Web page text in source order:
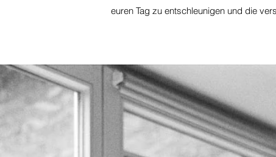
euren Tag zu entschleunigen und die